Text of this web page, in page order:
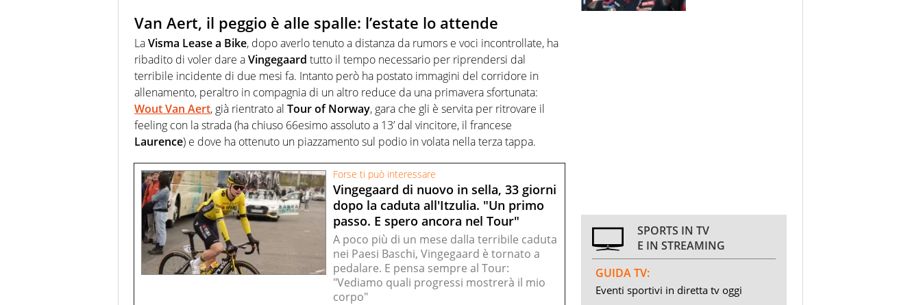
Van Aert, il peggio è alle spalle: l’estate lo attende
LaVisma Lease a Bike, dopo averlo tenuto a distanza da rumors e voci incontrollate, ha
ribadito di voler dare aVingegaard tutto il tempo necessario per riprendersi dal
terribile incidente di due mesi fa. Intanto però ha postato immagini del corridore in
allenamento, peraltro in compagnia di un altro reduce da una primavera sfortunata:
Wout Van Aert, già rientrato al Tour of Norway, gara che gli è servita per ritrovare il
feeling con la strada (ha chiuso 66esimo assoluto a 13’ dal vincitore, il francese
Laurence) e dove ha ottenuto un piazzamento sul podio in volata nella terza tappa.
Forse ti può interessare
Vingegaard di nuovo in sella, 33 giorni
dopo la caduta all'Itzulia. "Un primo
passo. E spero ancora nel Tour"
A poco più di un mese dalla terribile caduta
nei Paesi Baschi, Vingegaard è tornato a
pedalare. E pensa sempre al Tour:
"Vediamo quali progressi mostrerà il mio
corpo"
SPORTS IN TV
E IN STREAMING
GUIDA TV:
Eventi sportivi in diretta tv oggi